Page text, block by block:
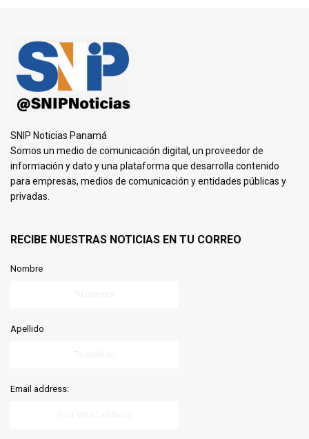
SNIP Noticias Panamá
Somos un medio de comunicación digital, un proveedor de
información y dato y una plataforma que desarrolla contenido
para empresas, medios de comunicación y entidades públicas y
privadas.
RECIBE NUESTRAS NOTICIAS EN TU CORREO
Nombre
Apellido
Email address: